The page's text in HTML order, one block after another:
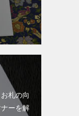
札の向
ーを解